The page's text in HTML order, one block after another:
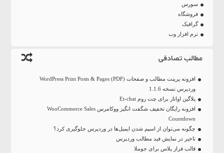
سورس
فروشگاه
گرافیک
نرم افزار وب
مطالب تصادفی
افزونه پرینت مطالب و صفحات WordPress Print Posts & Pages (PDF)
وردپرس نسخه 1.1.6
پلاگین اواتار برای چت روم Et-chat
افزونه رایگان تخفیف شگفت انگیز ووکامرس WooCommerce Sales
Countdown
چگونه می‌توان از اسپم شدن ایمیل‌ها در وردپرس جلوگیری کرد؟
تاخیر در نمایش فید مطالب وردپرس
قالب فراز پلاس برای جوملا